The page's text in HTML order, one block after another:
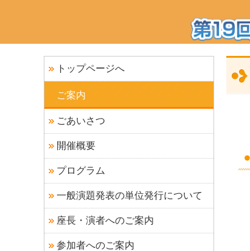
トップページへ
ご案内
ごあいさつ
開催概要
プログラム
一般演題発表の単位発行について
座長・演者へのご案内
参加者へのご案内